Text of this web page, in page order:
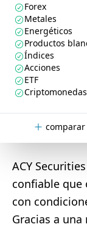
Forex
Metales
Energéticos
Productos
Índices
Acciones
ETF
Criptomonedas
comparar
ACY
confiable que
con
Gracias a